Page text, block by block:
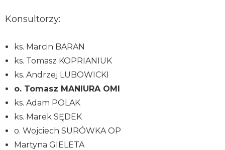
Konsultorzy:
ks. Marcin BARAN
ks. Tomasz KOPRIANIUK
ks. Andrzej LUBOWICKI
o. Tomasz MANIURA OMI
ks. Adam POLAK
ks. Marek SĘDEK
o. Wojciech SURÓWKA OP
Martyna GIELETA